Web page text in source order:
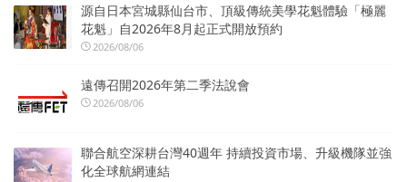
源自日本宮城縣仙台市、頂級傳統美學花魁體驗「極麗
花魁」自2026年8月起正式開放預約
2026/08/06
遠傳召開2026年第二季法說會
2026/08/06
聯合航空深耕台灣40週年 持續投資市場、升級機隊並強
化全球航網連結